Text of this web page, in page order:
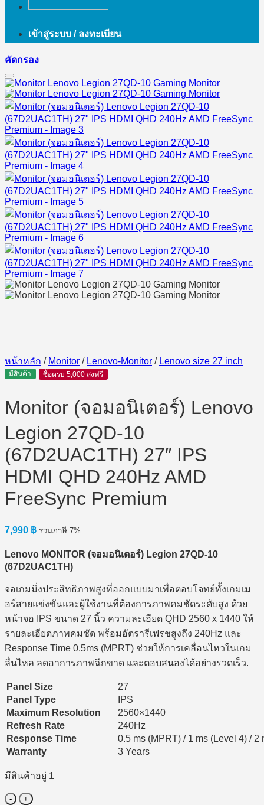
เข้าสู่ระบบ / ลงทะเบียน
คัดกรอง
หน้าหลัก / Monitor / Lenovo-Monitor / Lenovo size 27 inch
มีสินค้า ซื้อครบ 5,000 ส่งฟรี
Monitor (จอมอนิเตอร์) Lenovo
Legion 27QD-10
(67D2UAC1TH) 27″ IPS
HDMI QHD 240Hz AMD
FreeSync Premium
7,990 ฿ รวมภาษี 7%
Lenovo MONITOR (จอมอนิเตอร์) Legion 27QD-10
(67D2UAC1TH)
จอเกมมิ่งประสิทธิภาพสูงที่ออกแบบมาเพื่อตอบโจทย์ทั้งเกมเม
อร์สายแข่งขันและผู้ใช้งานที่ต้องการภาพคมชัดระดับสูง ด้วย
หน้าจอ IPS ขนาด 27 นิ้ว ความละเอียด QHD 2560 x 1440 ให้
รายละเอียดภาพคมชัด พร้อมอัตรารีเฟรชสูงถึง 240Hz และ
Response Time 0.5ms (MPRT) ช่วยให้การเคลื่อนไหวในเกม
ลื่นไหล ลดอาการภาพฉีกขาด และตอบสนองได้อย่างรวดเร็ว.
Panel Size
27
Panel Type
IPS
Maximum Resolution
2560×1440
Refresh Rate
240Hz
Response Time
0.5 ms (MPRT) / 1 ms (Level 4) /
Warranty
3 Years
มีสินค้าอยู่ 1
จำนวน